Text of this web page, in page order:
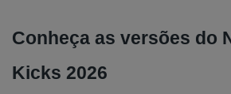
Conheça as versões do
Kicks 2026